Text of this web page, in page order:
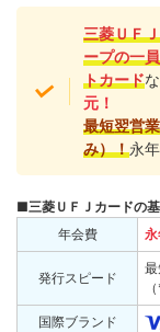
三菱ＵＦ
ープの一
トカード
元！
最短翌営
み）！永
■三菱ＵＦＪカードの
年会費
発行スピード
国際ブランド